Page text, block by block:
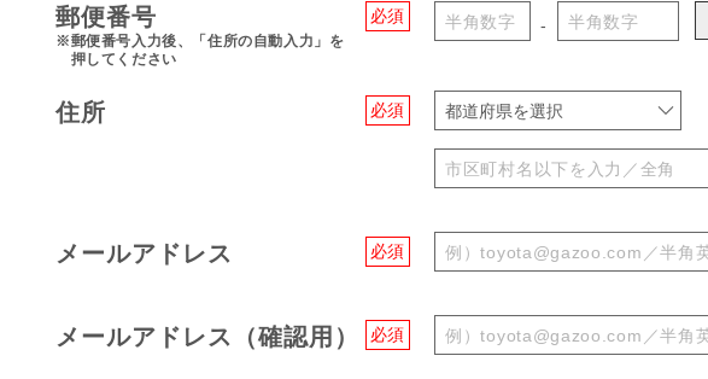
必須
郵便番号
※郵便番号入力後、「住所の自動入力」を
押してください
-
必須
住所 都道府県を選択
必須
メールアドレス
必須
メールアドレス（確認用）